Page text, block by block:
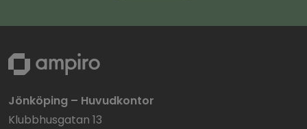
Jönköping – Huvudkontor
Klubbhusgatan 13